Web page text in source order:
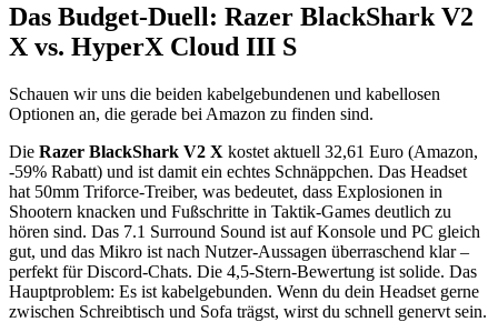
Das Budget-Duell: Razer BlackShark V2
X vs. HyperX Cloud III S
Schauen wir uns die beiden kabelgebundenen und kabellosen
Optionen an, die gerade bei Amazon zu finden sind.
Die Razer BlackShark V2 X kostet aktuell 32,61 Euro (Amazon,
-59% Rabatt) und ist damit ein echtes Schnäppchen. Das Headset
hat 50mm Triforce-Treiber, was bedeutet, dass Explosionen in
Shootern knacken und Fußschritte in Taktik-Games deutlich zu
hören sind. Das 7.1 Surround Sound ist auf Konsole und PC gleich
gut, und das Mikro ist nach Nutzer-Aussagen überraschend klar –
perfekt für Discord-Chats. Die 4,5-Stern-Bewertung ist solide. Das
Hauptproblem: Es ist kabelgebunden. Wenn du dein Headset gerne
zwischen Schreibtisch und Sofa trägst, wirst du schnell genervt sein.